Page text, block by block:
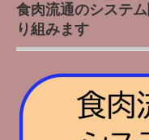
食肉流通のシステ
り組みます